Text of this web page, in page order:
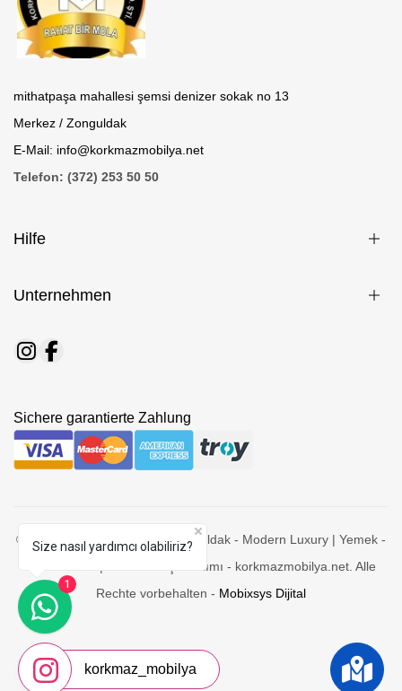
mithatpaşa mahallesi şemsi denizer sokak no 13
Merkez / Zonguldak
E-Mail: info@korkmazmobilya.net
Telefon: (372) 253 50 50
Hilfe
Unternehmen
Sichere garantierte Zahlung
© 2026 Korkmaz Mobilya - Zonguldak - Modern Luxury | Yemek -
Yatak Odası | Koltuk - Köşe Takımı - korkmazmobilya.net. Alle
Rechte vorbehalten - Mobixsys Dijital
korkmaz_mobilya
Size nasıl yardımcı olabiliriz?
1